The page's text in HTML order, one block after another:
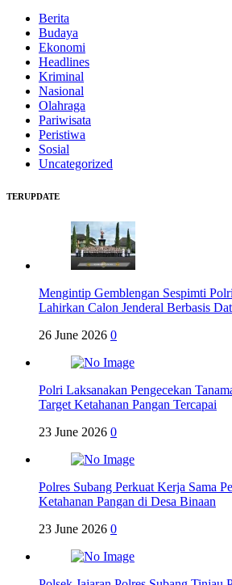
Berita
Budaya
Ekonomi
Headlines
Kriminal
Nasional
Olahraga
Pariwisata
Peristiwa
Sosial
Uncategorized
TERUPDATE
Mengintip Gemblengan Sespimti
Lahirkan Calon Jenderal Berbasis
26 June 2026 0
Polri Laksanakan Pengecekan
Target Ketahanan Pangan Tercapai
23 June 2026 0
Polres Subang Perkuat Kerja Sama
Ketahanan Pangan di Desa Binaan
23 June 2026 0